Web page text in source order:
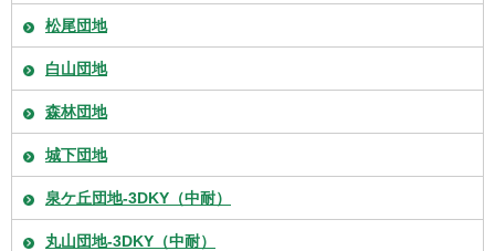
松尾団地
白山団地
森林団地
城下団地
泉ケ丘団地-3DKY（中耐）
丸山団地-3DKY（中耐）